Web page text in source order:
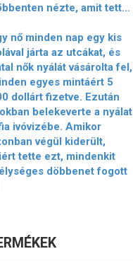
nézte, amit tett…
nő minden nap egy kis
járta az utcákat, és
nők nyálát vásárolta fel,
egyes mintáért 5
dollárt fizetve. Ezután
belekeverte a nyálat
ivóvizébe. Amikor
végül kiderült,
tette ezt, mindenkit
döbbenet fogott